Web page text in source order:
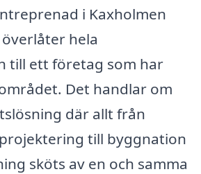
i Kaxholmen
hela
till ett företag som har
Det handlar om
där allt från
till byggnation
sköts av en och samma